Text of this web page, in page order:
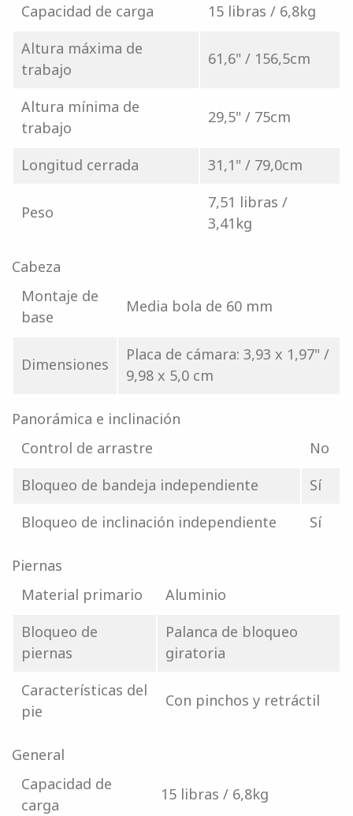
Capacidad de carga
15 libras / 6,8kg
Altura máxima de
trabajo
61,6" / 156,5cm
Altura mínima de
trabajo
29,5" / 75cm
Longitud cerrada 31,1" / 79,0cm
Peso
7,51 libras /
3,41kg
Cabeza
Montaje de
base
Media bola de 60 mm
Dimensiones
Placa de cámara: 3,93 x 1,97" /
9,98 x 5,0 cm
Panorámica e inclinación
Control de arrastre
No
Bloqueo de bandeja independiente
Sí
Bloqueo de inclinación independiente
Sí
Piernas
Material primario
Aluminio
Bloqueo de
piernas
Palanca de bloqueo
giratoria
Características del
pie
Con pinchos y retráctil
General
Capacidad de
carga
15 libras / 6,8kg